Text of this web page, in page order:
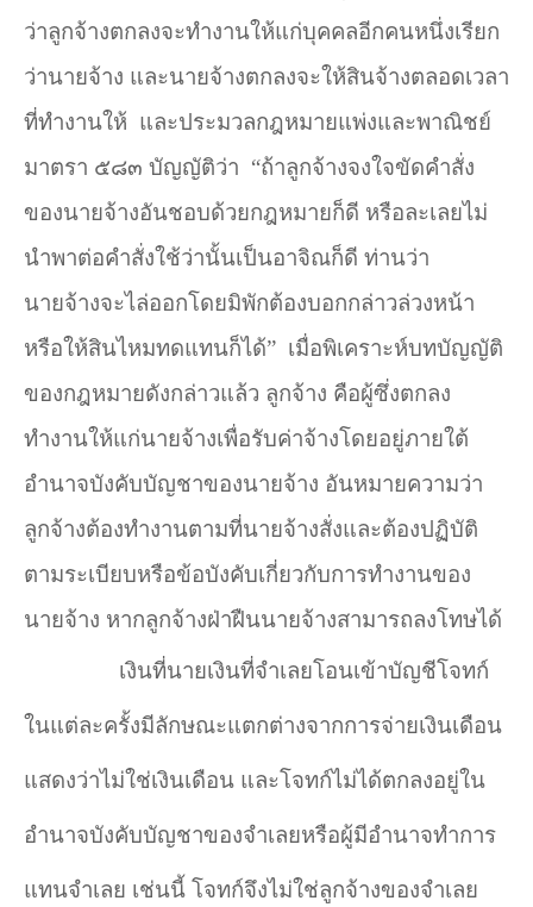
ว่าลูกจ้างตกลงจะทำงานให้แก่บุคคลอีกคนหนึ่งเรียก
ว่านายจ้าง และนายจ้างตกลงจะให้สินจ้างตลอดเวลา
ที่ทำงานให้ และประมวลกฎหมายแพ่งและพาณิชย์
มาตรา ๕๘๓ บัญญัติว่า “ถ้าลูกจ้างจงใจขัดคำสั่ง
ของนายจ้างอันชอบด้วยกฎหมายก็ดี หรือละเลยไม่
นำพาต่อคำสั่งใช้ว่านั้นเป็นอาจิณก็ดี ท่านว่า
นายจ้างจะไล่ออกโดยมิพักต้องบอกกล่าวล่วงหน้า
หรือให้สินไหมทดแทนก็ได้” เมื่อพิเคราะห์บทบัญญัติ
ของกฎหมายดังกล่าวแล้ว ลูกจ้าง คือผู้ซึ่งตกลง
ทำงานให้แก่นายจ้างเพื่อรับค่าจ้างโดยอยู่ภายใต้
อำนาจบังคับบัญชาของนายจ้าง อันหมายความว่า
ลูกจ้างต้องทำงานตามที่นายจ้างสั่งและต้องปฏิบัติ
ตามระเบียบหรือข้อบังคับเกี่ยวกับการทำงานของ
นายจ้าง หากลูกจ้างฝ่าฝืนนายจ้างสามารถลงโทษได้
เงินที่นายเงินที่จำเลยโอนเข้าบัญชีโจทก์
ในแต่ละครั้งมีลักษณะแตกต่างจากการจ่ายเงินเดือน
แสดงว่าไม่ใช่เงินเดือน และโจทก์ไม่ได้ตกลงอยู่ใน
อำนาจบังคับบัญชาของจำเลยหรือผู้มีอำนาจทำการ
แทนจำเลย เช่นนี้ โจทก์จึงไม่ใช่ลูกจ้างของจำเลย